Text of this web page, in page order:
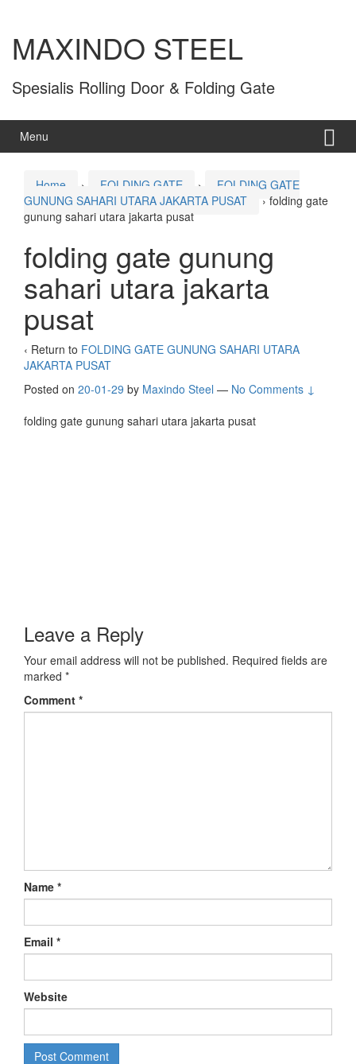
MAXINDO STEEL
Spesialis Rolling Door & Folding Gate
Menu
Home › FOLDING GATE ›
FOLDING GATE
GUNUNG SAHARI UTARA JAKARTA PUSAT
› folding gate
gunung sahari utara jakarta pusat
folding gate gunung
sahari utara jakarta
pusat
‹ Return to FOLDING GATE GUNUNG SAHARI UTARA
JAKARTA PUSAT
Posted on 20-01-29 by Maxindo Steel — No Comments ↓
folding gate gunung sahari utara jakarta pusat
Leave a Reply
Your email address will not be published. Required fields are
marked *
Comment *
Name *
Email *
Website